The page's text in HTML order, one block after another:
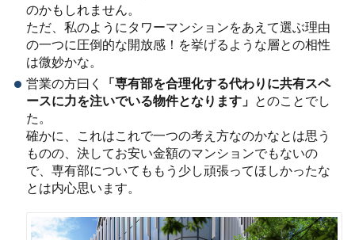
のかもしれません。
ただ、私のようにタワーマンションをあえて選ぶ理由
の一つに圧倒的な開放感！を挙げるような層との相性
は微妙かな。
営業の方曰く
「専有部を合理化する代わりに共有スペ
ースに力を注いでいる物件となります」 とのことでし
た。
確かに、これはこれで一つの考え方なのかなとは思う
ものの、決してお安い金額のマンションでもないの
で、専有部についてももう少し頑張ってほしかったな
とは内心思います。